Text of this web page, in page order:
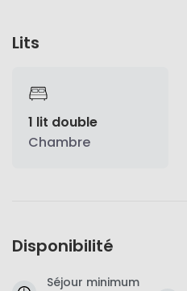
Lits
1 lit double
Chambre
Disponibilité
Séjour minimum